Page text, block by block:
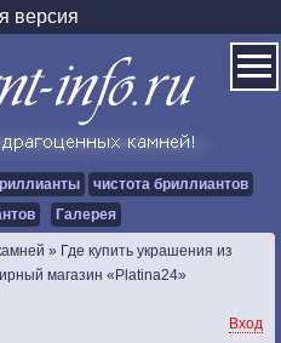
версия
чистота бриллиантов
Галерея
» Где купить украшения из
магазин «Platina24»
Вход